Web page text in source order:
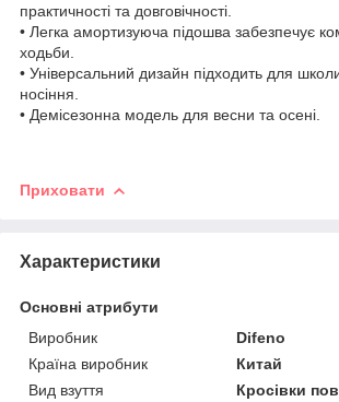
практичності та довговічності.
• Легка амортизуюча підошва забезпечує
ходьби.
• Універсальний дизайн підходить для
носіння.
• Демісезонна модель для весни та осені.
Приховати
Характеристики
Основні атрибути
Виробник
Difeno
Країна виробник
Китай
Вид взуття
Кросівки